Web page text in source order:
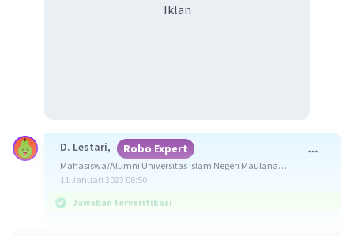
Iklan
D. Lestari, Robo Expert
Mahasiswa/Alumni Universitas Islam Negeri Maulana
Malik Ibrahim Malang
11 Januari 2023 06:50
Jawaban terverifikasi